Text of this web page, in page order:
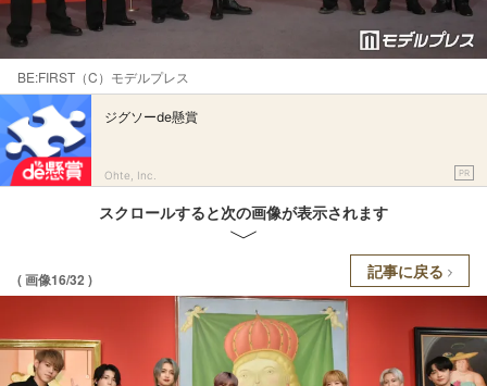
BE:FIRST（C）モデルプレス
ジグソーde懸賞
Ohte, Inc. PR
スクロールすると次の画像が表示されます
( 画像16/32 ) 記事に戻る